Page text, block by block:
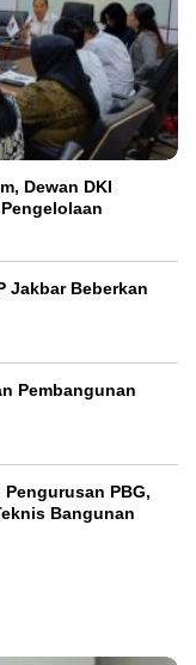
Dewan DKI
Jakbar Beberkan
Pembangunan
PBG,
Bangunan